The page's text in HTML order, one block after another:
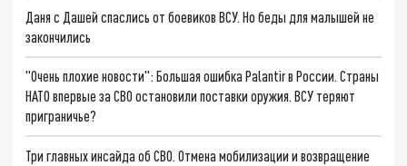
Даня с Дашей спаслись от боевиков ВСУ. Но беды для малышей не
закончились
"Очень плохие новости": Большая ошибка Palantir в России. Страны
НАТО впервые за СВО остановили поставки оружия. ВСУ теряют
приграничье?
Три главных инсайда об СВО. Отмена мобилизации и возвращение